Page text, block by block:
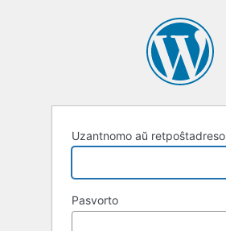
Uzantnomo aŭ retpoŝtadreso
Pasvorto